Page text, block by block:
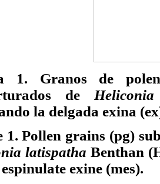
1. Granos de polen
de
la delgada exina
1. Pollen grains (pg)
latispatha Benthan
exine (mes).